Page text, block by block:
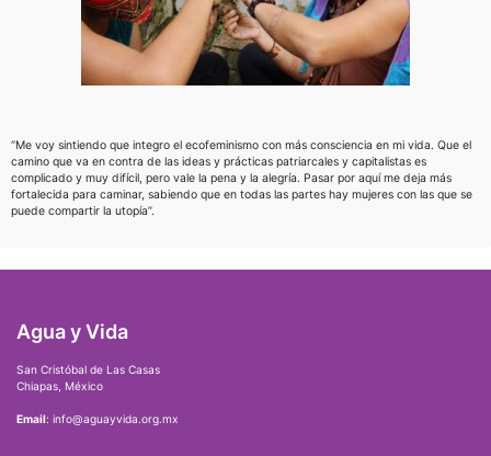
“Me voy sintiendo que integro el ecofeminismo con más consciencia en mi vida. Que el
camino que va en contra de las ideas y prácticas patriarcales y capitalistas es
complicado y muy difícil, pero vale la pena y la alegría. Pasar por aquí me deja más
fortalecida para caminar, sabiendo que en todas las partes hay mujeres con las que se
puede compartir la utopía”.
Agua y Vida
San Cristóbal de Las Casas
Chiapas, México
Email: info@aguayvida.org.mx